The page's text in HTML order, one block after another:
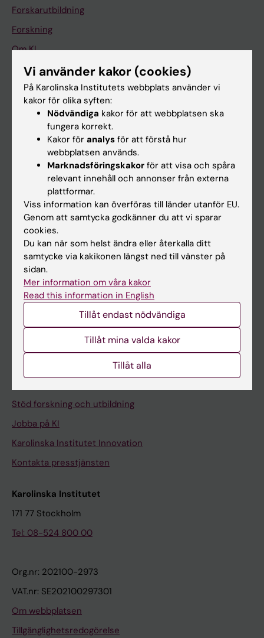
Forskarutbildning
Forskning
Om KI
På gång
Nyheter
Kalender
Schema
Studentmejlen
Kurs- och programwebbar
Student på KI
Medarbetarportalen
Stöd forskning och utbildning
Jobba på KI
Karolinska Institutet Innovation
Kontakta presstjänsten
Karolinska Institutet
171 77 Stockholm
Tel: 08-524 800 00
Org.nr: 202100-2973
VAT.nr: SE202100297301
Om webbplatsen
Tillgänglighetsredogörelse
Vi använder kakor (cookies)
På Karolinska Institutets webbplats använder vi
kakor för olika syften:
Nödvändiga kakor för att webbplatsen ska
fungera korrekt.
Kakor för analys för att förstå hur
webbplatsen används.
Marknadsföringskakor för att visa och spåra
relevant innehåll och annonser från externa
plattformar.
Viss information kan överföras till länder utanför EU.
Genom att samtycka godkänner du att vi sparar
cookies.
Du kan när som helst ändra eller återkalla ditt
samtycke via kakikonen längst ned till vänster på
sidan.
Mer information om våra kakor
Read this information in English
Tillåt endast nödvändiga
Tillåt mina valda kakor
Tillåt alla